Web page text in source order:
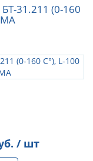
31.211 (0-160
/ шт